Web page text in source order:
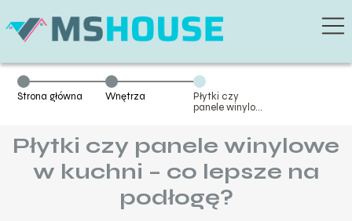
Strona główna Wnętrza
Płytki czy
panele winylowe
podłogę?
Płytki czy panele winylowe
w kuchni – co lepsze na
podłogę?